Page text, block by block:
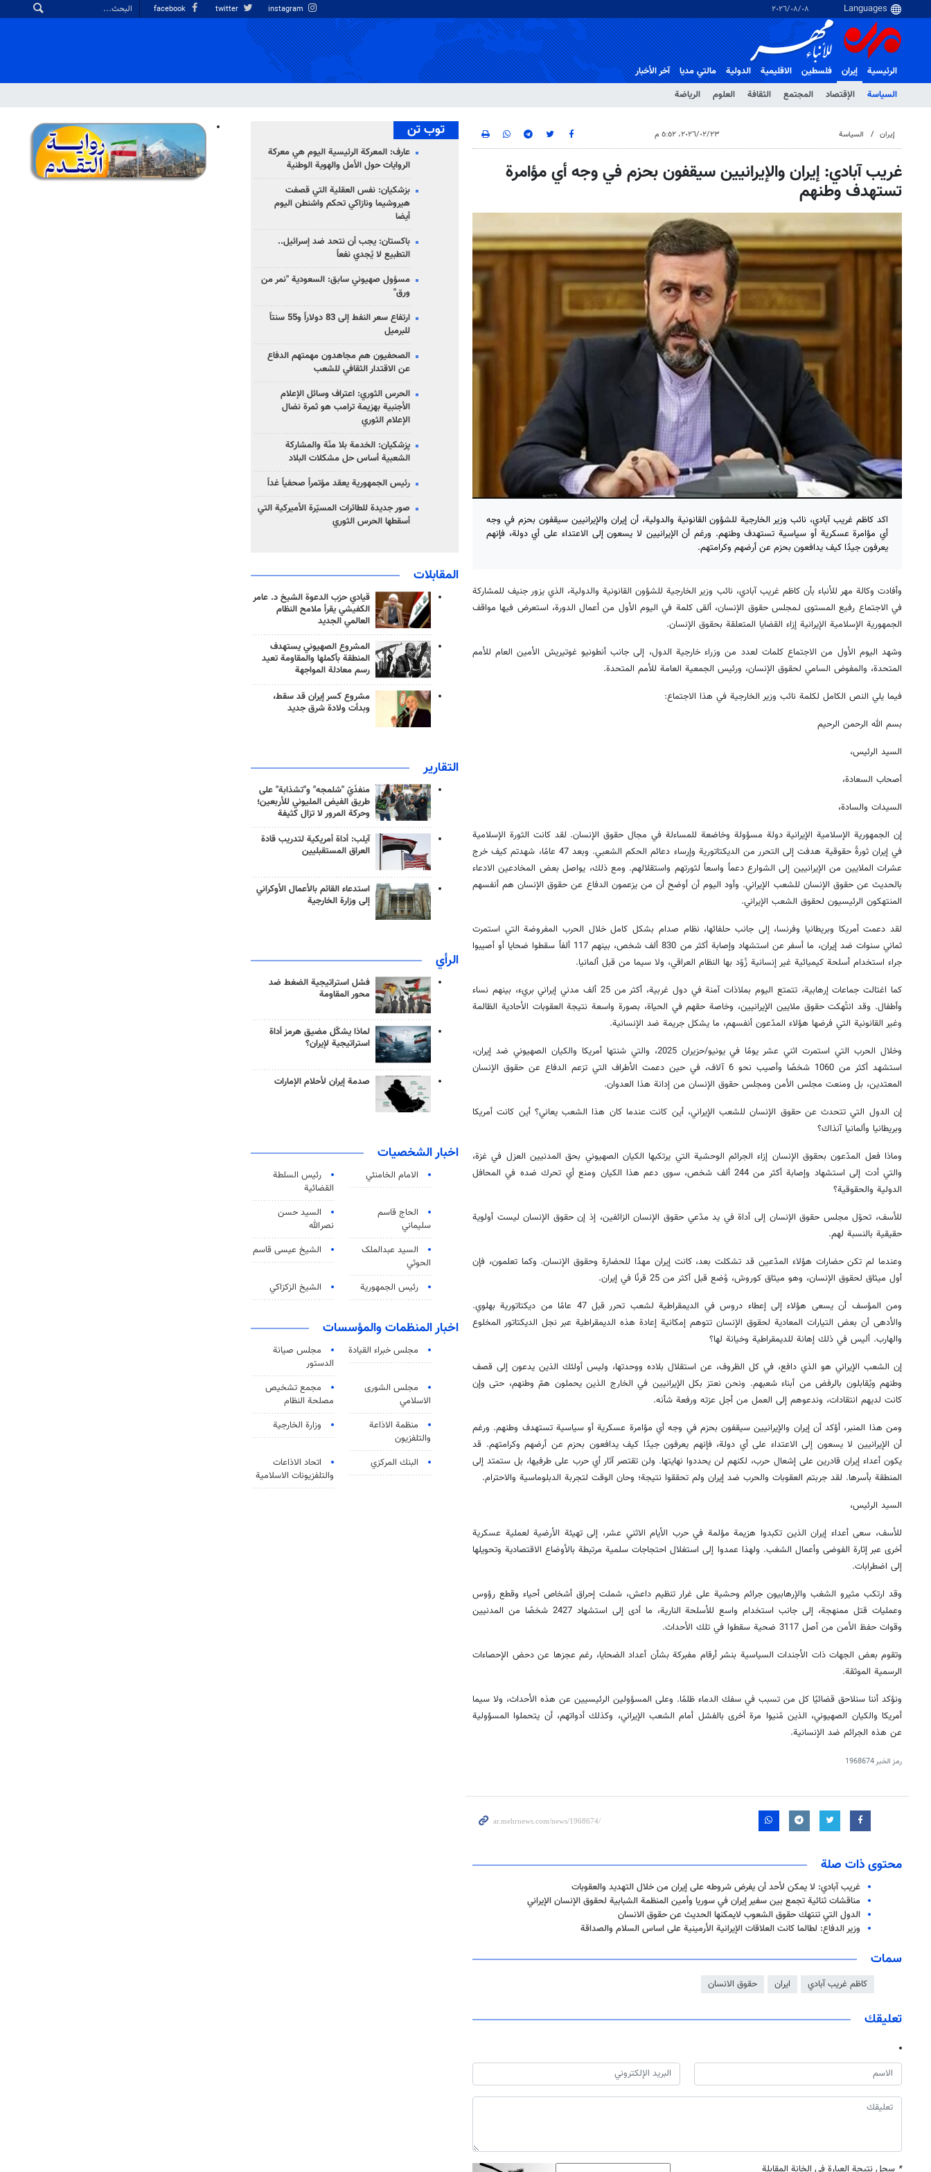
٠٨‏/٠٨‏/٢٠٢٦
الرئيسية
إيران
السياسة
الإقتصاد المجتمع الثقافة العلوم الرياضة
فلسطین الاقلیمیة الدولية مالتي مدیا آخر الأخبار
إيران السياسة ٢٣‏/٠٢‏/٢٠٢٦، ٥:٥٢ م
غريب آبادي: إيران والإيرانيين سيقفون بحزم في وجه أي مؤامرة
تستهدف وطنهم
اكد كاظم غريب آبادي، نائب وزير الخارجية للشؤون القانونية والدولية، أن إيران والإيرانيين سيقفون بحزم في وجه
أي مؤامرة عسكرية أو سياسية تستهدف وطنهم. ورغم أن الإيرانيين لا يسعون إلى الاعتداء على أي دولة، فإنهم
يعرفون جيدًا كيف يدافعون بحزم عن أرضهم وكرامتهم.
وأفادت وكالة مهر للأنباء بأن كاظم غريب آبادي، نائب وزير الخارجية للشؤون القانونية والدولية، الذي يزور جنيف للمشاركة
في الاجتماع رفيع المستوى لـمجلس حقوق الإنسان، ألقى كلمة في اليوم الأول من أعمال الدورة، استعرض فيها مواقف
الجمهورية الإسلامية الإيرانية إزاء القضايا المتعلقة بحقوق الإنسان.
وشهد اليوم الأول من الاجتماع كلمات لعدد من وزراء خارجية الدول، إلى جانب أنطونيو غوتيريش الأمين العام للأمم
المتحدة، والمفوض السامي لحقوق الإنسان، ورئيس الجمعية العامة للأمم المتحدة.
فيما يلي النص الكامل لكلمة نائب وزير الخارجية في هذا الاجتماع:
بسم الله الرحمن الرحيم
السيد الرئيس،
أصحاب السعادة،
السيدات والسادة،
إن الجمهورية الإسلامية الإيرانية دولة مسؤولة وخاضعة للمساءلة في مجال حقوق الإنسان. لقد كانت الثورة الإسلامية
في إيران ثورةً حقوقية هدفت إلى التحرر من الديكتاتورية وإرساء دعائم الحكم الشعبي. وبعد 47 عامًا، شهدتم كيف خرج
عشرات الملايين من الإيرانيين إلى الشوارع دعماً واسعاً لثورتهم واستقلالهم. ومع ذلك، يواصل بعض المخادعين الادعاء
بالحديث عن حقوق الإنسان للشعب الإيراني. وأود اليوم أن أوضح أن من يزعمون الدفاع عن حقوق الإنسان هم أنفسهم
المنتهكون الرئيسيون لحقوق الشعب الإيراني.
لقد دعمت أمريكا وبريطانيا وفرنسا، إلى جانب حلفائها، نظام صدام بشكل كامل خلال الحرب المفروضة التي استمرت
ثماني سنوات ضد إيران، ما أسفر عن استشهاد وإصابة أكثر من 830 ألف شخص، بينهم 117 ألفاً سقطوا ضحايا أو أصيبوا
جراء استخدام أسلحة كيميائية غير إنسانية زُوّد بها النظام العراقي، ولا سيما من قبل ألمانيا.
كما اغتالت جماعات إرهابية، تتمتع اليوم بملاذات آمنة في دول غربية، أكثر من 25 ألف مدني إيراني بريء، بينهم نساء
وأطفال. وقد انتُهكت حقوق ملايين الإيرانيين، وخاصة حقهم في الحياة، بصورة واسعة نتيجة العقوبات الأحادية الظالمة
وغير القانونية التي فرضها هؤلاء المدّعون أنفسهم، ما يشكل جريمة ضد الإنسانية.
وخلال الحرب التي استمرت اثني عشر يومًا في يونيو/حزيران 2025، والتي شنتها أمريكا والكيان الصهيوني ضد إيران،
استشهد أكثر من 1060 شخصًا وأصيب نحو 6 آلاف، في حين دعمت الأطراف التي تزعم الدفاع عن حقوق الإنسان
المعتدين، بل ومنعت مجلس الأمن ومجلس حقوق الإنسان من إدانة هذا العدوان.
إن الدول التي تتحدث عن حقوق الإنسان للشعب الإيراني، أين كانت عندما كان هذا الشعب يعاني؟ أين كانت أمريكا
وبريطانيا وألمانيا آنذاك؟
وماذا فعل المدّعون بحقوق الإنسان إزاء الجرائم الوحشية التي يرتكبها الكيان الصهيوني بحق المدنيين العزل في غزة،
والتي أدت إلى استشهاد وإصابة أكثر من 244 ألف شخص، سوى دعم هذا الكيان ومنع أي تحرك ضده في المحافل
الدولية والحقوقية؟
للأسف، تحوّل مجلس حقوق الإنسان إلى أداة في يد مدّعي حقوق الإنسان الزائفين، إذ إن حقوق الإنسان ليست أولوية
حقيقية بالنسبة لهم.
وعندما لم تكن حضارات هؤلاء المدّعين قد تشكلت بعد، كانت إيران مهدًا للحضارة وحقوق الإنسان. وكما تعلمون، فإن
أول ميثاق لحقوق الإنسان، وهو ميثاق كوروش، وُضع قبل أكثر من 25 قرنًا في إيران.
ومن المؤسف أن يسعى هؤلاء إلى إعطاء دروس في الديمقراطية لشعب تحرر قبل 47 عامًا من ديكتاتورية بهلوي.
والأدهى أن بعض التيارات المعادية لحقوق الإنسان تتوهم إمكانية إعادة هذه الديمقراطية عبر نجل الديكتاتور المخلوع
والهارب. أليس في ذلك إهانة للديمقراطية وخيانة لها؟
إن الشعب الإيراني هو الذي دافع، في كل الظروف، عن استقلال بلاده ووحدتها، وليس أولئك الذين يدعون إلى قصف
وطنهم ويُقابلون بالرفض من أبناء شعبهم. ونحن نعتز بكل الإيرانيين في الخارج الذين يحملون همّ وطنهم، حتى وإن
كانت لديهم انتقادات، وندعوهم إلى العمل من أجل عزته ورفعة شأنه.
ومن هذا المنبر، أؤكد أن إيران والإيرانيين سيقفون بحزم في وجه أي مؤامرة عسكرية أو سياسية تستهدف وطنهم. ورغم
أن الإيرانيين لا يسعون إلى الاعتداء على أي دولة، فإنهم يعرفون جيدًا كيف يدافعون بحزم عن أرضهم وكرامتهم. قد
يكون أعداء إيران قادرين على إشعال حرب، لكنهم لن يحددوا نهايتها. ولن تقتصر آثار أي حرب على طرفيها، بل ستمتد إلى
المنطقة بأسرها. لقد جربتم العقوبات والحرب ضد إيران ولم تحققوا نتيجة؛ وحان الوقت لتجربة الدبلوماسية والاحترام.
السيد الرئيس،
للأسف، سعى أعداء إيران الذين تكبدوا هزيمة مؤلمة في حرب الأيام الاثني عشر، إلى تهيئة الأرضية لعملية عسكرية
أخرى عبر إثارة الفوضى وأعمال الشغب. ولهذا عمدوا إلى استغلال احتجاجات سلمية مرتبطة بالأوضاع الاقتصادية وتحويلها
إلى اضطرابات.
وقد ارتكب مثيرو الشغب والإرهابيون جرائم وحشية على غرار تنظيم داعش، شملت إحراق أشخاص أحياء وقطع رؤوس
وعمليات قتل ممنهجة، إلى جانب استخدام واسع للأسلحة النارية، ما أدى إلى استشهاد 2427 شخصًا من المدنيين
وقوات حفظ الأمن من أصل 3117 ضحية سقطوا في تلك الأحداث.
وتقوم بعض الجهات ذات الأجندات السياسية بنشر أرقام مفبركة بشأن أعداد الضحايا، رغم عجزها عن دحض الإحصاءات
الرسمية الموثقة.
ونؤكد أننا سنلاحق قضائيًا كل من تسبب في سفك الدماء ظلمًا. وعلى المسؤولين الرئيسيين عن هذه الأحداث، ولا سيما
أمريكا والكيان الصهيوني، الذين مُنيوا مرة أخرى بالفشل أمام الشعب الإيراني، وكذلك أدواتهم، أن يتحملوا المسؤولية
عن هذه الجرائم ضد الإنسانية.
رمز الخبر1968674
محتوى ذات صلة
غريب آبادي: لا يمكن لأحد أن يفرض شروطه على إيران من خلال التهديد والعقوبات
مناقشات ثنائية تجمع بين سفير إيران في سوريا وأمين المنظمة الشبابية لحقوق الإنسان الإيراني
الدول التي تنتهك حقوق الشعوب لايمكنها الحديث عن حقوق الانسان
وزير الدفاع: لطالما كانت العلاقات الإيرانية الأرمينية على اساس السلام والصداقة
سمات
كاظم غريب آبادي ايران حقوق الانسان
تعليقك
توب تن
عارف: المعركة الرئيسية اليوم هي معركة
الروايات حول الأمل والهوية الوطنية
بزشكيان: نفس العقلية التي قصفت
هيروشيما ونازاكي تحكم واشنطن اليوم
أيضا
باكستان: يجب أن نتحد ضد إسرائيل..
التطبيع لا يُجدي نفعاً
مسؤول صهيوني سابق: السعودية "نمر من
ورق"
ارتفاع سعر النفط إلى 83 دولاراً و55 سنتاً
للبرميل
الصحفيون هم مجاهدون مهمتهم الدفاع
عن الاقتدار الثقافي للشعب
الحرس الثوري: اعتراف وسائل الإعلام
الأجنبية بهزيمة ترامب هو ثمرة نضال
الإعلام الثوري
پزشکیان: الخدمة بلا منّة والمشاركة
الشعبية أساس حل مشكلات البلاد
رئيس الجمهورية يعقد مؤتمراً صحفياً غداً
صور جديدة للطائرات المسيّرة الأميركية التي
أسقطها الحرس الثوري
المقابلات
قيادي حزب الدعوة الشيخ د. عامر
الكفيشي يقرأ ملامح النظام
العالمي الجديد
المشروع الصهيوني يستهدف
المنطقة بأكملها والمقاومة تعيد
رسم معادلة المواجهة
مشروع كسر إيران قد سقط،
وبدأت ولادة شرق جديد
التقارير
منفذَيّ "شلمجه" و"تشذابة" على
طريق الفيض المليوني للأربعين؛
وحركة المرور لا تزال كثيفة
آيلب: أداة أمريكية لتدريب قادة
العراق المستقبليين
استدعاء القائم بالأعمال الأوكراني
إلى وزارة الخارجية
الرأي
فشل استراتيجية الضغط ضد
محور المقاومة
لماذا يشكّل مضيق هرمز أداة
استراتيجية لإيران؟
صدمة إيران لأحلام الإمارات
اخبار الشخصيات
الامام الخامنئي
رئیس السلطة
القضائیة
الحاج قاسم
سليماني
السيد حسن
نصرالله
السید عبدالملک
الحوثي
الشيخ عيسى قاسم
رئيس الجمهورية الشيخ الزكزاكي
اخبار المنظمات والمؤسسات
مجلس خبراء القيادة
مجلس صيانة
الدستور
مجلس الشورى
الاسلامي
مجمع تشخيص
مصلحة النظام
منظمة الاذاعة
والتلفزیون
وزارة الخارجية
البنك المركزي
اتحاد الاذاعات
والتلفزيونات الاسلامية